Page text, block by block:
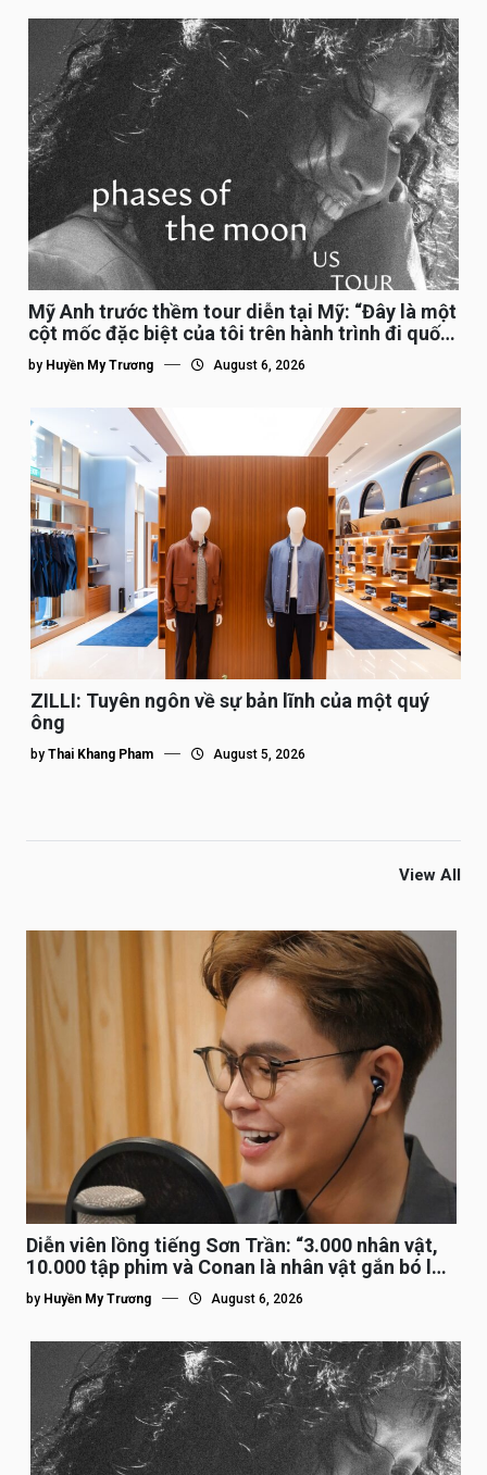
Mỹ Anh trước thềm tour diễn tại Mỹ: “Đây là một
cột mốc đặc biệt của tôi trên hành trình đi quốc
tế”
by Huyền My Trương August 6, 2026
ZILLI: Tuyên ngôn về sự bản lĩnh của một quý
ông
by Thai Khang Pham August 5, 2026
View All
Diễn viên lồng tiếng Sơn Trần: “3.000 nhân vật,
10.000 tập phim và Conan là nhân vật gắn bó lâu
nhất”
by Huyền My Trương August 6, 2026